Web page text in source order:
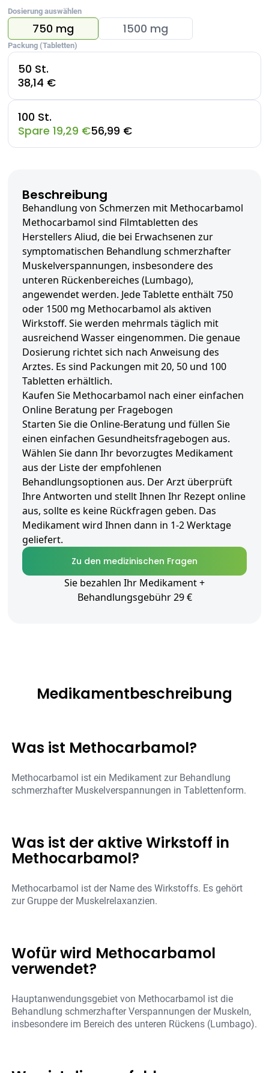
Dosierung auswählen
750 mg 1500 mg
Packung (Tabletten)
50 St.
38,14 €
100 St.
Spare 19,29 €56,99 €
Beschreibung
Behandlung von Schmerzen mit Methocarbamol
Methocarbamol sind Filmtabletten des
Herstellers Aliud, die bei Erwachsenen zur
symptomatischen Behandlung schmerzhafter
Muskelverspannungen, insbesondere des
unteren Rückenbereiches (Lumbago),
angewendet werden. Jede Tablette enthält 750
oder 1500 mg Methocarbamol als aktiven
Wirkstoff. Sie werden mehrmals täglich mit
ausreichend Wasser eingenommen. Die genaue
Dosierung richtet sich nach Anweisung des
Arztes. Es sind Packungen mit 20, 50 und 100
Tabletten erhältlich.
Kaufen Sie Methocarbamol nach einer einfachen
Online Beratung per Fragebogen
Starten Sie die Online-Beratung und füllen Sie
einen einfachen Gesundheitsfragebogen aus.
Wählen Sie dann Ihr bevorzugtes Medikament
aus der Liste der empfohlenen
Behandlungsoptionen aus. Der Arzt überprüft
Ihre Antworten und stellt Ihnen Ihr Rezept online
aus, sollte es keine Rückfragen geben. Das
Medikament wird Ihnen dann in 1-2 Werktage
geliefert.
Zu den medizinischen Fragen
Sie bezahlen Ihr Medikament +
Behandlungsgebühr 29 €
Medikamentbeschreibung
Was ist Methocarbamol?
Methocarbamol ist ein Medikament zur Behandlung
schmerzhafter Muskelverspannungen in Tablettenform.
Was ist der aktive Wirkstoff in
Methocarbamol?
Methocarbamol ist der Name des Wirkstoffs. Es gehört
zur Gruppe der Muskelrelaxanzien.
Wofür wird Methocarbamol
verwendet?
Hauptanwendungsgebiet von Methocarbamol ist die
Behandlung schmerzhafter Verspannungen der Muskeln,
insbesondere im Bereich des unteren Rückens (Lumbago).